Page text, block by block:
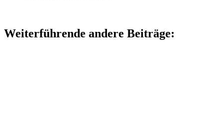
Weiterführende andere Beiträge: